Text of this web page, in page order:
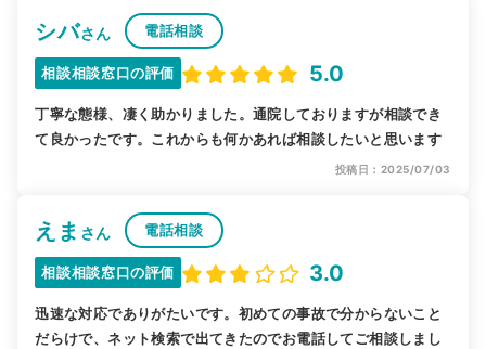
シバさん 電話相談
相談相談窓口の評価 5.0
丁寧な態様、凄く助かりました。通院しておりますが相談でき
て良かったです。これからも何かあれば相談したいと思います
投稿日：2025/07/03
えま さん 電話相談
相談相談窓口の評価 3.0
迅速な対応でありがたいです。初めての事故で分からないこと
だらけで、ネット検索で出てきたのでお電話してご相談しまし